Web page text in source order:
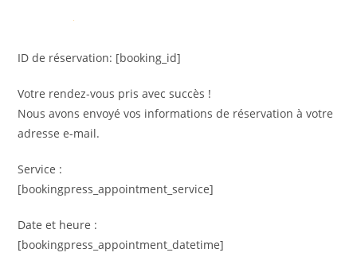
ID de réservation: [booking_id]
Votre rendez-vous pris avec succès !
Nous avons envoyé vos informations de réservation à votre
adresse e-mail.
Service :
[bookingpress_appointment_service]
Date et heure :
[bookingpress_appointment_datetime]